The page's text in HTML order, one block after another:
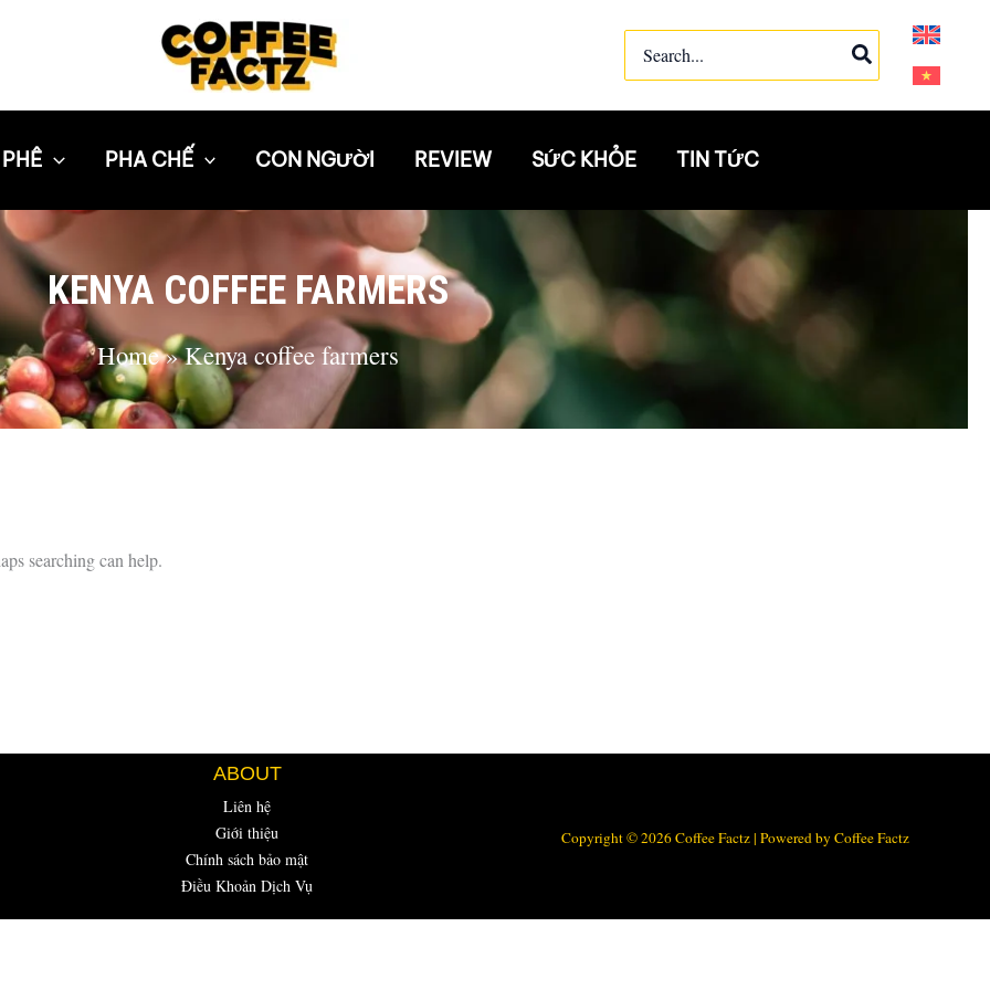
for:
PHA CHẾ CON NGƯỜI REVIEW SỨC KHỎE TIN TỨC
KENYA COFFEE FARMERS
Home»Kenya coffee farmers
searching can help.
ABOUT
Liên hệ
Giới thiệu
Chính sách bảo mật
Điều Khoản Dịch Vụ
Copyright © 2026 Coffee Factz | Powered by Coffee Factz